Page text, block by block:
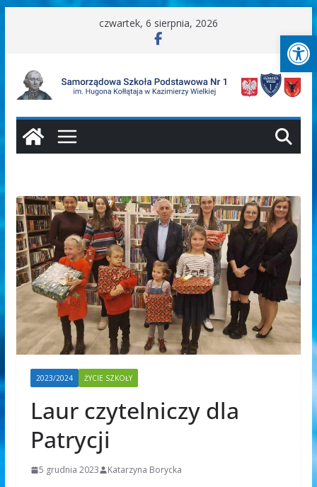
czwartek, 6 sierpnia, 2026
2023/2024 ŻYCIE SZKOŁY
Laur czytelniczy dla
Patrycji
5 grudnia 2023 Katarzyna Borycka